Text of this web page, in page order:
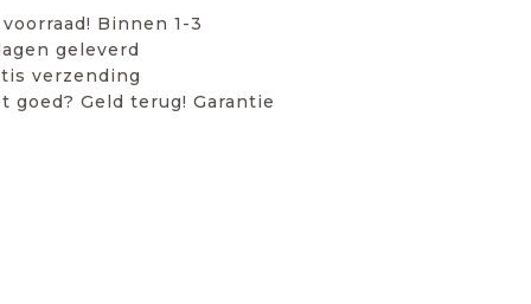
Binnen 1-3
geleverd
verzending
goed? Geld terug! Garantie